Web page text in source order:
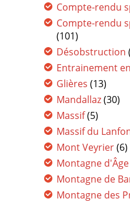
Compte-rendu
Compte-rendu
(101)
Désobstruction
Entrainement
Glières (13)
Mandallaz(30)
Massif(5)
Massif du
Mont Veyrier(6)
Montagne d'Âge
Montagne de
Montagne des